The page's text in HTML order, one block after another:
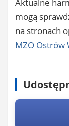
Aktualne
mogą
na stronach
MZO Ostrów